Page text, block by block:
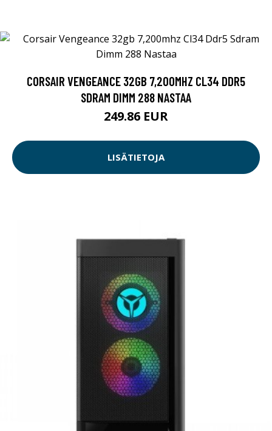
CORSAIR VENGEANCE 32GB 7,200MHZ CL34 DDR5
SDRAM DIMM 288 NASTAA
249.86 EUR
LISÄTIETOJA